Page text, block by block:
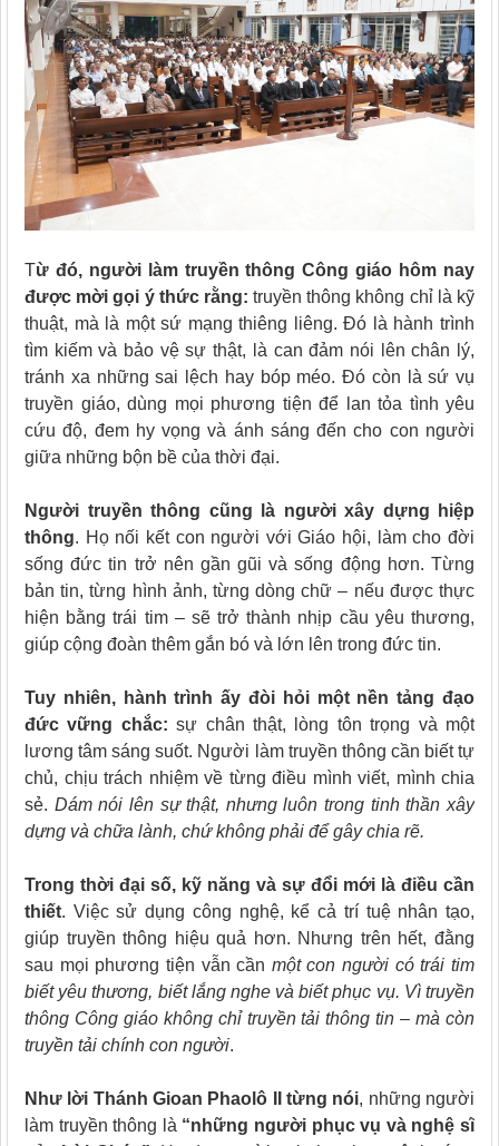
Từ đó, người làm truyền thông Công giáo hôm nay
được mời gọi ý thức rằng: truyền thông không chỉ là kỹ
thuật, mà là một sứ mạng thiêng liêng. Đó là hành trình
tìm kiếm và bảo vệ sự thật, là can đảm nói lên chân lý,
tránh xa những sai lệch hay bóp méo. Đó còn là sứ vụ
truyền giáo, dùng mọi phương tiện để lan tỏa tình yêu
cứu độ, đem hy vọng và ánh sáng đến cho con người
giữa những bộn bề của thời đại.
Người truyền thông cũng là người xây dựng hiệp
thông. Họ nối kết con người với Giáo hội, làm cho đời
sống đức tin trở nên gần gũi và sống động hơn. Từng
bản tin, từng hình ảnh, từng dòng chữ – nếu được thực
hiện bằng trái tim – sẽ trở thành nhịp cầu yêu thương,
giúp cộng đoàn thêm gắn bó và lớn lên trong đức tin.
Tuy nhiên, hành trình ấy đòi hỏi một nền tảng đạo
đức vững chắc: sự chân thật, lòng tôn trọng và một
lương tâm sáng suốt. Người làm truyền thông cần biết tự
chủ, chịu trách nhiệm về từng điều mình viết, mình chia
sẻ. Dám nói lên sự thật, nhưng luôn trong tinh thần xây
dựng và chữa lành, chứ không phải để gây chia rẽ.
Trong thời đại số, kỹ năng và sự đổi mới là điều cần
thiết. Việc sử dụng công nghệ, kể cả trí tuệ nhân tạo,
giúp truyền thông hiệu quả hơn. Nhưng trên hết, đằng
sau mọi phương tiện vẫn cần một con người có trái tim
biết yêu thương, biết lắng nghe và biết phục vụ. Vì truyền
thông Công giáo không chỉ truyền tải thông tin – mà còn
truyền tải chính con người.
Như lời Thánh Gioan Phaolô II từng nói, những người
làm truyền thông là “những người phục vụ và nghệ sĩ